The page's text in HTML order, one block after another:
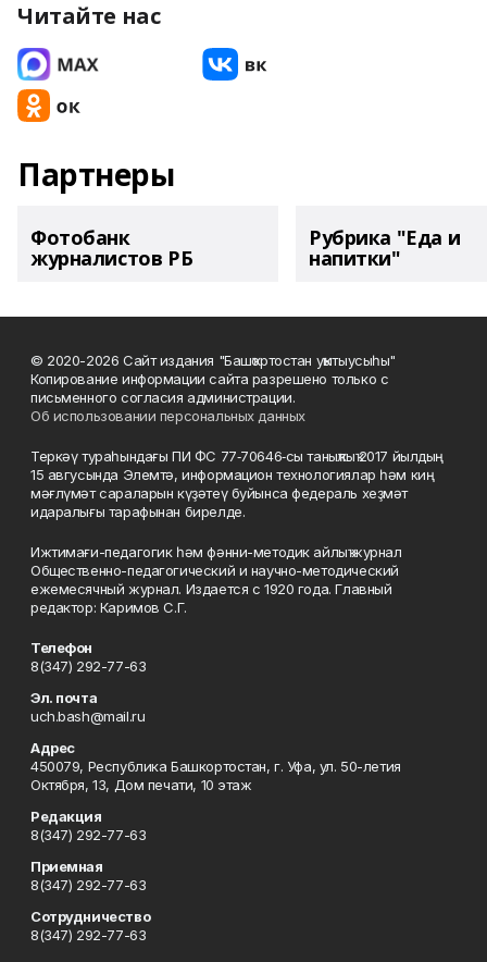
Читайте нас
Партнеры
Фотобанк
журналистов РБ
Рубрика "Еда и
напитки"
© 2020-2026 Сайт издания "Башҡортостан уҡытыусыһы"
Копирование информации сайта разрешено только с
письменного согласия администрации.
Об использовании персональных данных
Теркәү тураһындағы ПИ ФС 77‑70646‑сы таныҡлыҡ 2017 йылдың
15 авгусында Элемтә, информацион технологиялар һәм киң
мәғлүмәт сараларын күҙәтеү буйынса федераль хеҙмәт
идаралығы тарафынан бирелде.
Ижтимағи-педагогик һәм фәнни-методик айлыҡ журнал
Общественно-педагогический и научно-методический
ежемесячный журнал. Издается с 1920 года. Главный
редактор: Каримов С.Г.
Телефон
8(347) 292-77-63
Эл. почта
uch.bash@mail.ru
Адрес
450079, Республика Башкортостан, г. Уфа, ул. 50-летия
Октября, 13, Дом печати, 10 этаж
Редакция
8(347) 292-77-63
Приемная
8(347) 292-77-63
Сотрудничество
8(347) 292-77-63